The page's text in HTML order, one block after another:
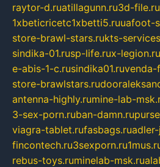
raytor-d.ruatillagunn.ru3d-file.ru
1xbeticricetc1xbetti5.ruuafoot-
store-brawl-stars.rukts-
sindika-01.rusp-life.rux-legion.ru
e-abis-1-c.rusindika01.ruvenda-
store-brawlstars.ru
antenna-highly.rumine-lab-
3-sex-porn.ruban-damn.ru
viagra-tablet.rufasbags.ru
fincontech.ru3sexporn.ru
rebus-toys.ruminelab-msk.ru